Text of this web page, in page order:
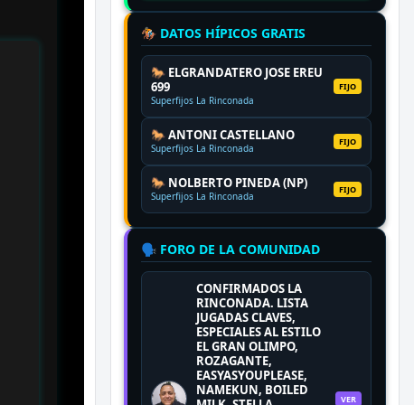
🏇 DATOS HÍPICOS GRATIS
🐎 ELGRANDATERO JOSE EREU
699
Superfijos La Rinconada
FIJO
🐎 ANTONI CASTELLANO
Superfijos La Rinconada
FIJO
🐎 NOLBERTO PINEDA (NP)
Superfijos La Rinconada
FIJO
🗣️ FORO DE LA COMUNIDAD
CONFIRMADOS LA
RINCONADA. LISTA
JUGADAS CLAVES,
ESPECIALES AL ESTILO
EL GRAN OLIMPO,
ROZAGANTE,
EASYASYOUPLEASE,
NAMEKUN, BOILED
VER